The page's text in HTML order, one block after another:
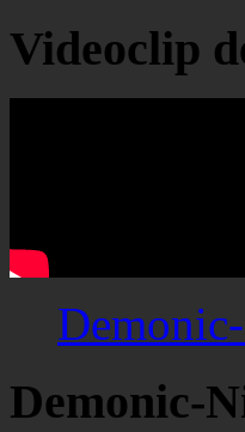
Videoclip
Demonic-